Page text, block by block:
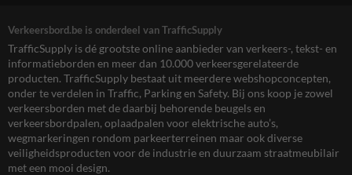
Verkeersbord.be is onderdeel van TrafficSupply
TrafficSupply is dé grootste online aanbieder van verkeers-, tekst- en
informatieborden en meer dan 10.000 verkeersgerelateerde
producten. TrafficSupply bestaat uit meerdere webshopconcepten,
onder te verdelen in Traffic, Parking en Safety. Bij ons koop je zowel
verkeersborden met de daarbij behorende beugels en
verkeersbordpalen, oplaadpalen voor elektrische auto’s,
wegmarkeringen rondom parkeerterreinen maar ook diverse
veiligheidsproducten voor de industrie en duurzaam straatmeubilair
met een mooi design.